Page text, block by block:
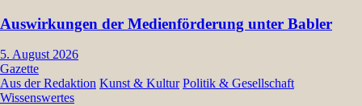
Auswirkungen der Medienförderung unter Babler
5. August 2026
Gazette
Aus der Redaktion Kunst & Kultur Politik & Gesellschaft
Wissenswertes